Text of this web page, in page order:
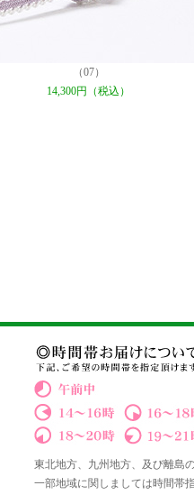
（07）
14,300円（税込）
東北地方、九州地方、及び離島
一部地域に関しましては時間帯